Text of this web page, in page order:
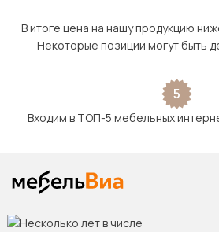
В итоге цена на нашу продукцию
Некоторые позиции могут быть
5
Входим в ТОП-5 мебельных